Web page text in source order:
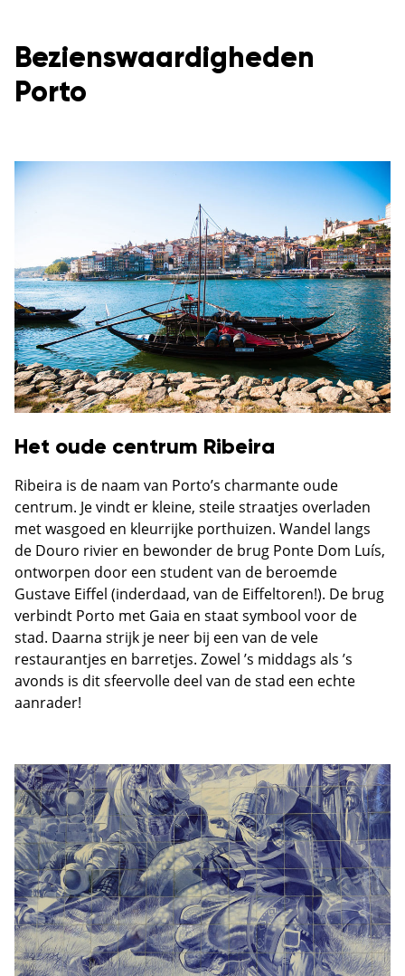
Bezienswaardigheden
Porto
Het oude centrum Ribeira
Ribeira is de naam van Porto’s charmante oude
centrum. Je vindt er kleine, steile straatjes overladen
met wasgoed en kleurrijke porthuizen. Wandel langs
de Douro rivier en bewonder de brug Ponte Dom Luís,
ontworpen door een student van de beroemde
Gustave Eiffel (inderdaad, van de Eiffeltoren!). De brug
verbindt Porto met Gaia en staat symbool voor de
stad. Daarna strijk je neer bij een van de vele
restaurantjes en barretjes. Zowel ’s middags als ’s
avonds is dit sfeervolle deel van de stad een echte
aanrader!